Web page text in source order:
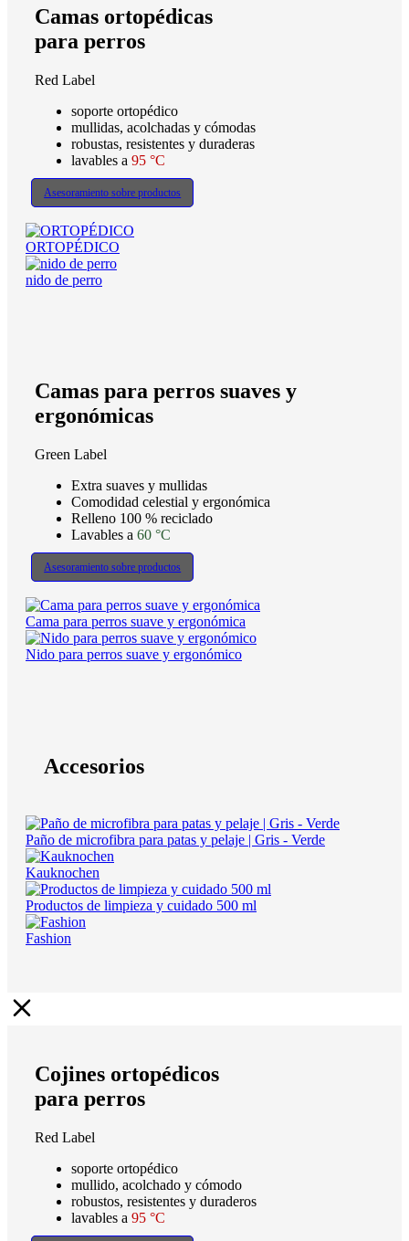
Camas ortopédicas
para perros
Red Label
soporte ortopédico
mullidas, acolchadas y cómodas
robustas, resistentes y duraderas
lavables a 95 °C
Asesoramiento sobre productos
ORTOPÉDICO
nido de perro
Camas para perros suaves y
ergonómicas
Green Label
Extra suaves y mullidas
Comodidad celestial y ergonómica
Relleno 100 % reciclado
Lavables a 60 °C
Asesoramiento sobre productos
Cama para perros suave y ergonómica
Nido para perros suave y ergonómico
Accesorios
Paño de microfibra para patas y pelaje | Gris - Verde
Kauknochen
Productos de limpieza y cuidado 500 ml
Fashion
Cojines ortopédicos
para perros
Red Label
soporte ortopédico
mullido, acolchado y cómodo
robustos, resistentes y duraderos
lavables a 95 °C